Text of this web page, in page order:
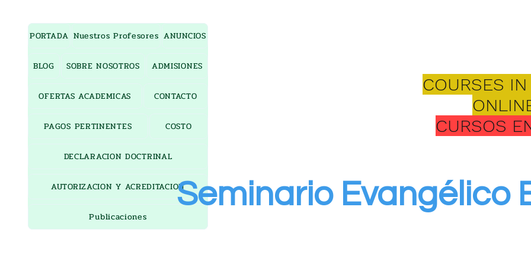
PORTADA Nuestros Profesores ANUNCIOS
BLOG SOBRE NOSOTROS ADMISIONES
OFERTAS ACADEMICAS CONTACTO
PAGOS PERTINENTES COSTO
DECLARACION DOCTRINAL
AUTORIZACION Y ACREDITACION
Publicaciones
COURSES
CURSOS
Seminario Evangélico